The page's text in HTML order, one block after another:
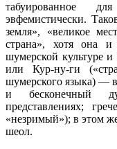
табуированное
эвфемистически.
земля», «великое
страна», хотя она
шумерской культуре
или Кур-ну-ги
шумерского языка) —
и бесконечный
представлениях;
«незримый»); в этом
шеол.